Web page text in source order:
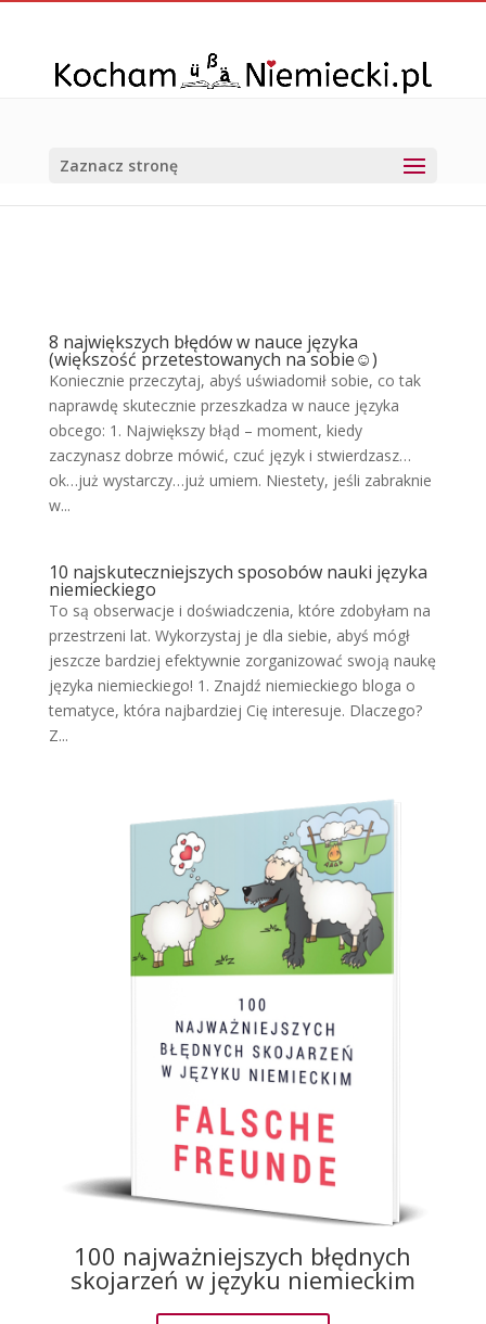
Zaznacz stronę
8 największych błędów w nauce języka
(większość przetestowanych na sobie☺)
Koniecznie przeczytaj, abyś uświadomił sobie, co tak
naprawdę skutecznie przeszkadza w nauce języka
obcego: 1. Największy błąd – moment, kiedy
zaczynasz dobrze mówić, czuć język i stwierdzasz…
ok…już wystarczy…już umiem. Niestety, jeśli zabraknie
w...
10 najskuteczniejszych sposobów nauki języka
niemieckiego
To są obserwacje i doświadczenia, które zdobyłam na
przestrzeni lat. Wykorzystaj je dla siebie, abyś mógł
jeszcze bardziej efektywnie zorganizować swoją naukę
języka niemieckiego! 1. Znajdź niemieckiego bloga o
tematyce, która najbardziej Cię interesuje. Dlaczego?
Z...
100 najważniejszych błędnych
skojarzeń w języku niemieckim